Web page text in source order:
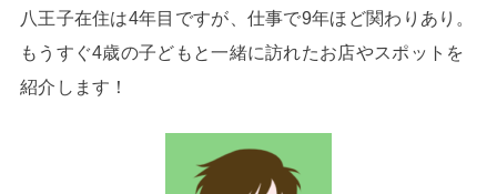
八王子在住は4年目ですが、仕事で9年ほど関わりあり。
もうすぐ4歳の子どもと一緒に訪れたお店やスポットを
紹介します！